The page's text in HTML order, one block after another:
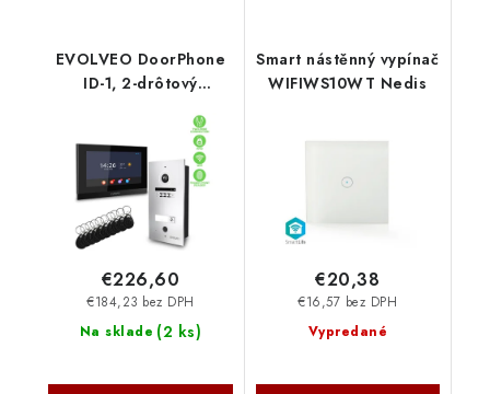
EVOLVEO DoorPhone
ID-1, 2-drôtový
odtlačkom prsta a
podporou ONVIF
kamier DP-ID-1-S
Evolveo
Na sklade (2 ks)
€184,23 bez DPH
€226,60
Smart nástěnný vypínač
WIFIWS10WT Nedis
Vypredané
€16,57 bez DPH
€20,38